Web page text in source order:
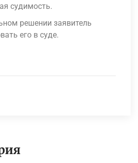
судимость.
решении заявитель
его в суде.